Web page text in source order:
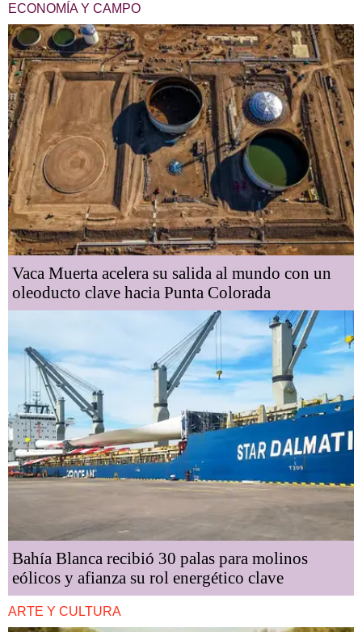
ECONOMÍA Y CAMPO
Vaca Muerta acelera su salida al mundo con un
oleoducto clave hacia Punta Colorada
Bahía Blanca recibió 30 palas para molinos
eólicos y afianza su rol energético clave
ARTE Y CULTURA